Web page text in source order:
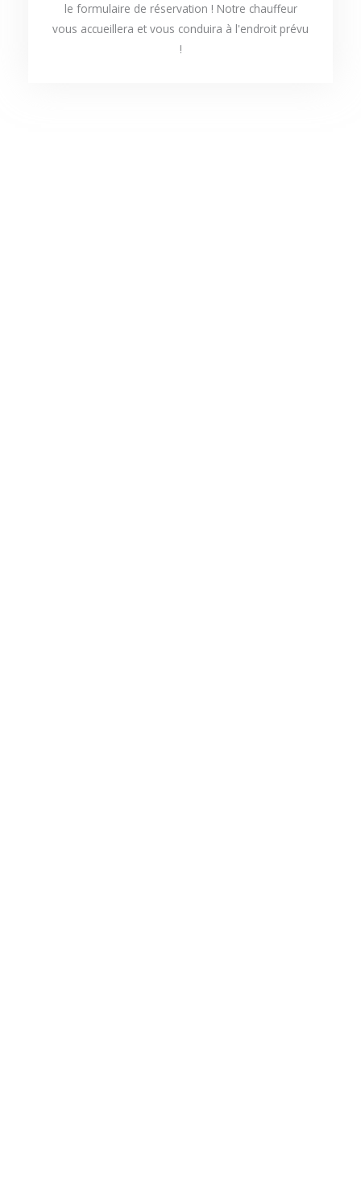
le formulaire de réservation ! Notre chauffeur
vous accueillera et vous conduira à l'endroit prévu
!